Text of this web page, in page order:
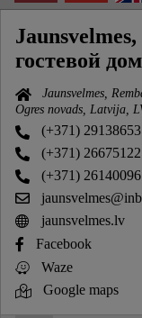
Jaunsvelmes,
гостевой дом
Jaunsvelmes,
Ogres novads, Latvija,
(+371) 29138653
(+371) 26675122
(+371) 26140096
jaunsvelmes.lv
Facebook
Waze
Google maps